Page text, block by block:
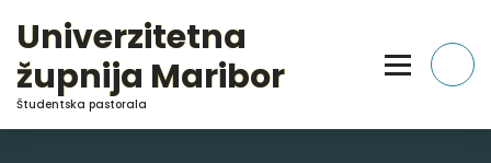
Content
Univerzitetna
župnija Maribor
Študentska pastorala